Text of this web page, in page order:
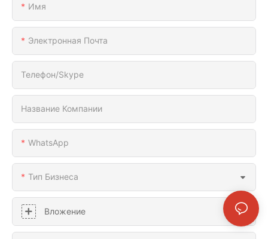
Имя
Электронная Почта
Телефон/Skype
Название Компании
WhatsApp
Тип Бизнеса
Вложение